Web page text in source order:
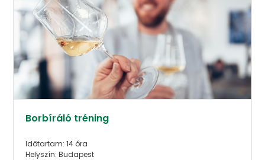
Borbíráló tréning
Időtartam: 14 óra
Helyszín: Budapest